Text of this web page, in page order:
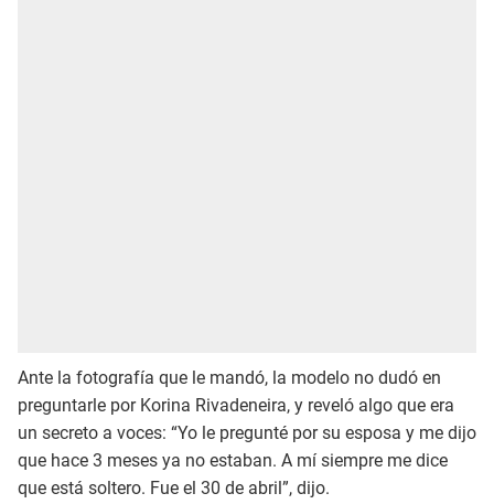
Ante la fotografía que le mandó, la modelo no dudó en
preguntarle por Korina Rivadeneira, y reveló algo que era
un secreto a voces: “Yo le pregunté por su esposa y me dijo
que hace 3 meses ya no estaban. A mí siempre me dice
que está soltero. Fue el 30 de abril”, dijo.